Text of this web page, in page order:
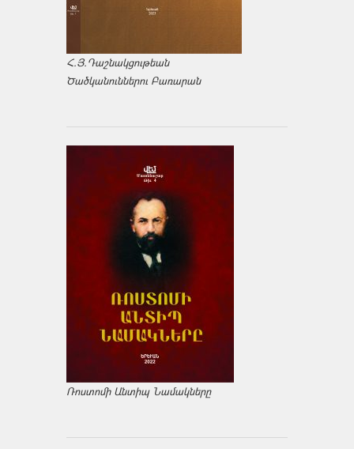
Հ.Յ.Դաշնակցութեան
Ծածկանուններու Բառարան
Ռոստոմի Անտիպ Նամակները